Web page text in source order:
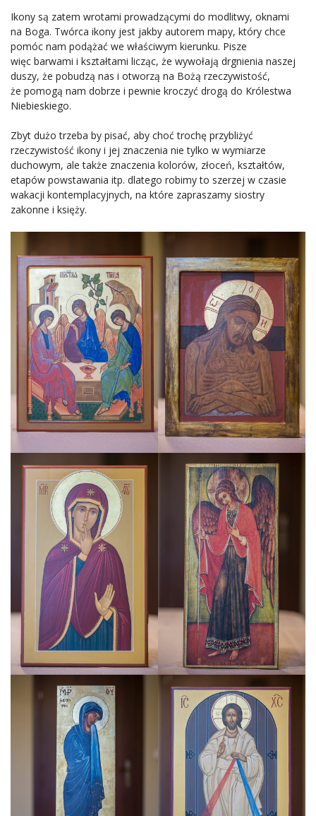
Ikony są zatem wrotami prowadzącymi do modlitwy, oknami
na Boga. Twórca ikony jest jakby autorem mapy, który chce
pomóc nam podążać we właściwym kierunku. Pisze
więc barwami i kształtami licząc, że wywołają drgnienia naszej
duszy, że pobudzą nas i otworzą na Bożą rzeczywistość,
że pomogą nam dobrze i pewnie kroczyć drogą do Królestwa
Niebieskiego.
Zbyt dużo trzeba by pisać, aby choć trochę przybliżyć
rzeczywistość ikony i jej znaczenia nie tylko w wymiarze
duchowym, ale także znaczenia kolorów, złoceń, kształtów,
etapów powstawania itp. dlatego robimy to szerzej w czasie
wakacji kontemplacyjnych, na które zapraszamy siostry
zakonne i księży.